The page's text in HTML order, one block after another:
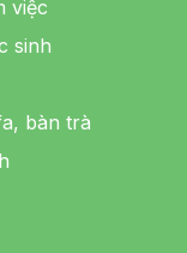
việc
sinh
bàn trà